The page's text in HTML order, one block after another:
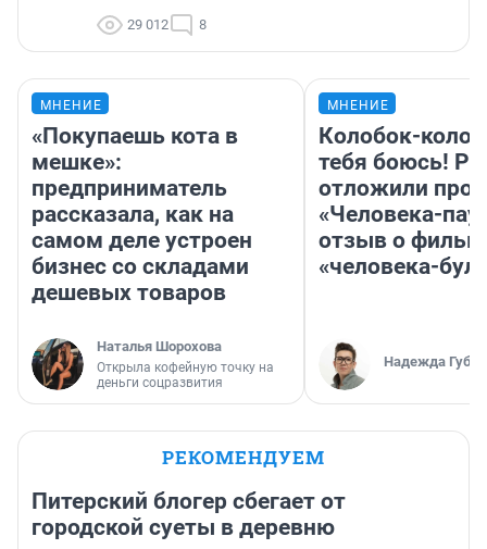
29 012 8
МНЕНИЕ
«Покупаешь кота в
мешке»:
предприниматель
рассказала, как на
самом деле устроен
бизнес со складами
дешевых товаров
Наталья Шорохова
Открыла кофейную точку на
деньги соцразвития
МНЕНИЕ
Колобок-
тебя боюсь!
отложили
«Человека-
отзыв о
«человека-
Надежда
РЕКОМЕНДУЕМ
Питерский блогер сбегает от
городской суеты в деревню